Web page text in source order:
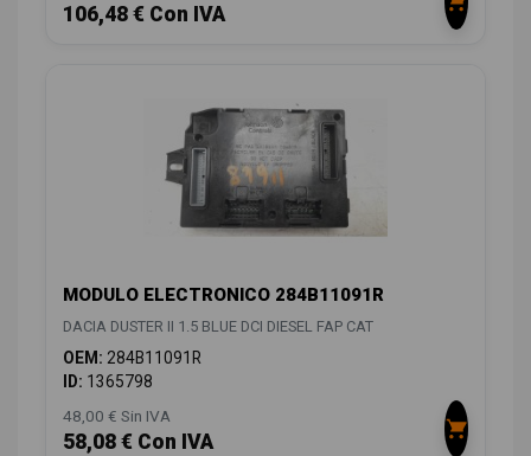
106,48 € Con IVA
MODULO ELECTRONICO 284B11091R
DACIA DUSTER II 1.5 BLUE DCI DIESEL FAP CAT
OEM: 284B11091R
ID: 1365798
48,00 € Sin IVA
58,08 € Con IVA